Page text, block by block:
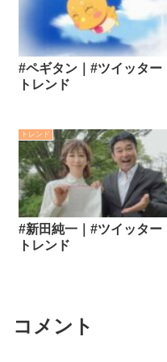
#ペギタン｜#ツイッター
トレンド
トレンド
#新田純一｜#ツイッター
トレンド
コメント